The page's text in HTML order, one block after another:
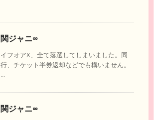
関ジャニ∞
イフオアX、全て落選してしまいました。同
行、チケット半券返却などでも構いません。
...
関ジャニ∞